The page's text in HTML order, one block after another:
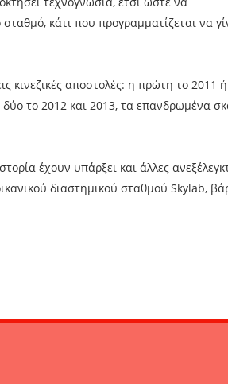
κάτι που προγραμματίζεται να
κινεζικές αποστολές: η πρώτη το 2011
το 2012 και 2013, τα επανδρωμένα
έχουν υπάρξει και άλλες
διαστημικού σταθμού Skylab,